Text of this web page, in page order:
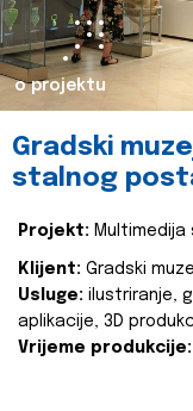
o projektu
Gradski
stalnog
Projekt:
Klijent: Gradski
Usluge: ilustriranje,
aplikacije, 3D
Vrijeme produkcije: